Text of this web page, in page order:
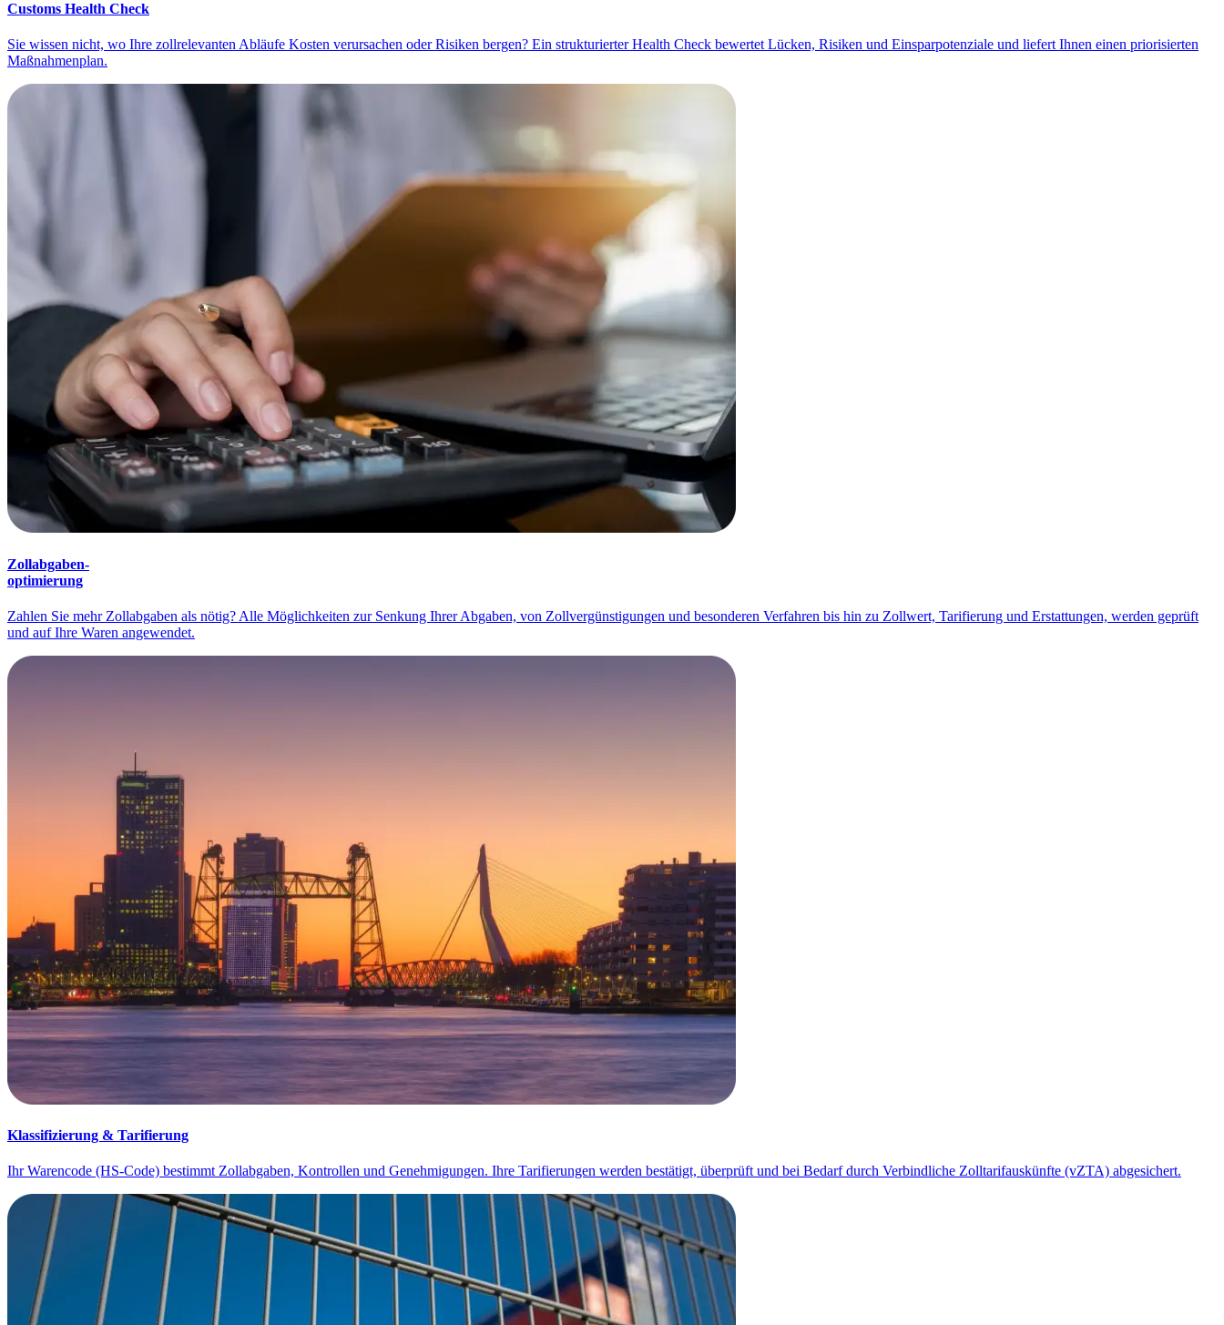
Customs Health Check
Sie wissen nicht, wo Ihre zollrelevanten Abläufe Kosten verursachen oder Risiken bergen? Ein strukturierter Health Check bewertet Lücken, Risiken und Einsparpotenziale und liefert Ihnen einen priorisierten
Maßnahmenplan.
Zollabgaben-
optimierung
Zahlen Sie mehr Zollabgaben als nötig? Alle Möglichkeiten zur Senkung Ihrer Abgaben, von Zollvergünstigungen und besonderen Verfahren bis hin zu Zollwert, Tarifierung und Erstattungen, werden geprüft
und auf Ihre Waren angewendet.
Klassifizierung & Tarifierung
Ihr Warencode (HS-Code) bestimmt Zollabgaben, Kontrollen und Genehmigungen. Ihre Tarifierungen werden bestätigt, überprüft und bei Bedarf durch Verbindliche Zolltarifauskünfte (vZTA) abgesichert.